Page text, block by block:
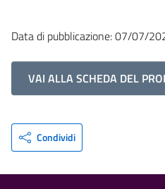
Data di pubblicazione: 07/07/
VAI ALLA SCHEDA DEL
Condividi